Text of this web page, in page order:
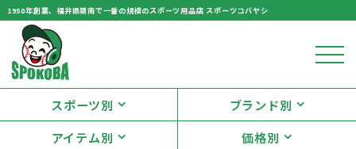
1950年創業、福井県嶺南で一番の規模のスポーツ用品店 スポーツコバヤシ
スポーツ別
ブランド別
アイテム別
価格別